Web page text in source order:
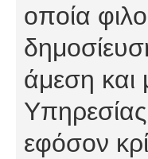
οποία
άμεση και
εφόσον